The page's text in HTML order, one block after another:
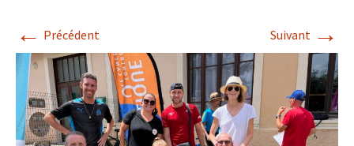
← Précédent Suivant →